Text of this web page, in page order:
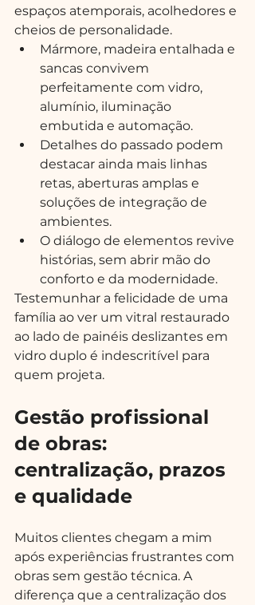
espaços atemporais, acolhedores e
cheios de personalidade.
Mármore, madeira entalhada e
sancas convivem
perfeitamente com vidro,
alumínio, iluminação
embutida e automação.
Detalhes do passado podem
destacar ainda mais linhas
retas, aberturas amplas e
soluções de integração de
ambientes.
O diálogo de elementos revive
histórias, sem abrir mão do
conforto e da modernidade.
Testemunhar a felicidade de uma
família ao ver um vitral restaurado
ao lado de painéis deslizantes em
vidro duplo é indescritível para
quem projeta.
Gestão profissional
de obras:
centralização, prazos
e qualidade
Muitos clientes chegam a mim
após experiências frustrantes com
obras sem gestão técnica. A
diferença que a centralização dos